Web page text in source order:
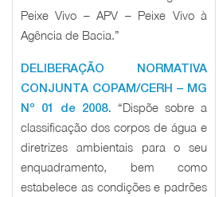
Peixe Vivo – APV – Peixe Vivo à
Agência de Bacia.”
DELIBERAÇÃO NORMATIVA
CONJUNTA COPAM/CERH – MG
Nº 01 de 2008. “Dispõe sobre a
classificação dos corpos de água e
diretrizes ambientais para o seu
enquadramento, bem como
estabelece as condições e padrões